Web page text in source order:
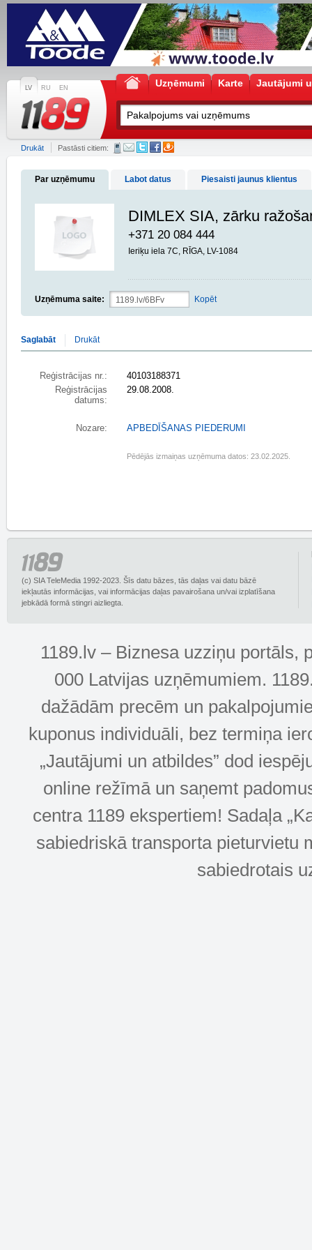
LV RU EN Uzņēmumi Karte Jautājumi
Drukāt Pastāsti citiem:
Par uzņēmumu Labot datus Piesaisti jaunus klientus
DIMLEX SIA, zārku
+371 20 084 444
Ieriķu iela 7C, RĪGA, LV-1084
Uzņēmuma saite: Kopēt
Saglabāt Drukāt
Reģistrācijas nr.:
40103188371
Reģistrācijas
datums:
29.08.2008.
Nozare: APBEDĪŠANAS PIEDERUMI
Pēdējās izmaiņas uzņēmuma datos: 23.02.2025.
(c) SIA TeleMedia 1992-2023. Šīs datu bāzes, tās daļas vai datu bāzē
iekļautās informācijas, vai informācijas daļas pavairošana un/vai izplatīšana
jebkādā formā stingri aizliegta.
1189.lv – Biznesa uzziņu portāls,
000 Latvijas uzņēmumiem.
dažādām precēm un
kuponus individuāli, bez termiņa
„Jautājumi un atbildes” dod
online režīmā un saņemt
centra 1189 ekspertiem! Sadaļa
sabiedriskā transporta pieturvietu
sabiedrotais